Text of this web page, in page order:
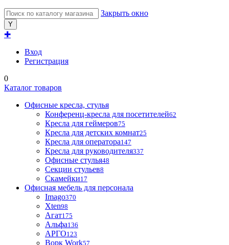
Закрыть окно
✚
Вход
Регистрация
0
Каталог товаров
Офисные кресла, стулья
Конференц-кресла для посетителей62
Кресла для геймеров75
Кресла для детских комнат25
Кресла для оператора147
Кресла для руководителя337
Офисные стулья48
Секции стульев8
Скамейки17
Офисная мебель для персонала
Imago370
Xten98
Агат175
Альфа136
АРГО123
Ворк Work57